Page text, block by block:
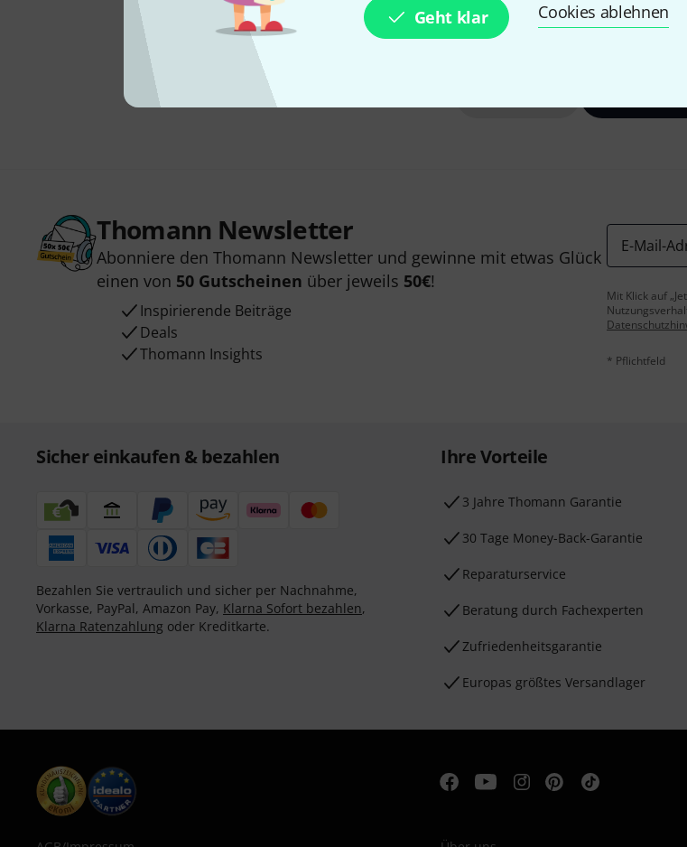
Geht klar Cookies ablehnen
Gefällt Ihnen, was Sie
Thomann Newsletter
Abonniere den Thomann Newsletter und gewinne mit etwas Glück
einen von 50 Gutscheinen über jeweils 50€!
Inspirierende Beiträge
Deals
Thomann Insights
E-Mail-
Mit Klick auf
* Pflichtfeld
Sicher einkaufen & bezahlen
Bezahlen Sie vertraulich und sicher per Nachnahme,
Vorkasse, PayPal, Amazon Pay, Klarna Sofort bezahlen,
Klarna Ratenzahlung oder Kreditkarte.
Ihre Vorteile
3 Jahre Thomann Garantie
30 Tage Money-Back-Garantie
Reparaturservice
Beratung durch Fachexperten
Zufriedenheitsgarantie
Europas größtes Versandlager